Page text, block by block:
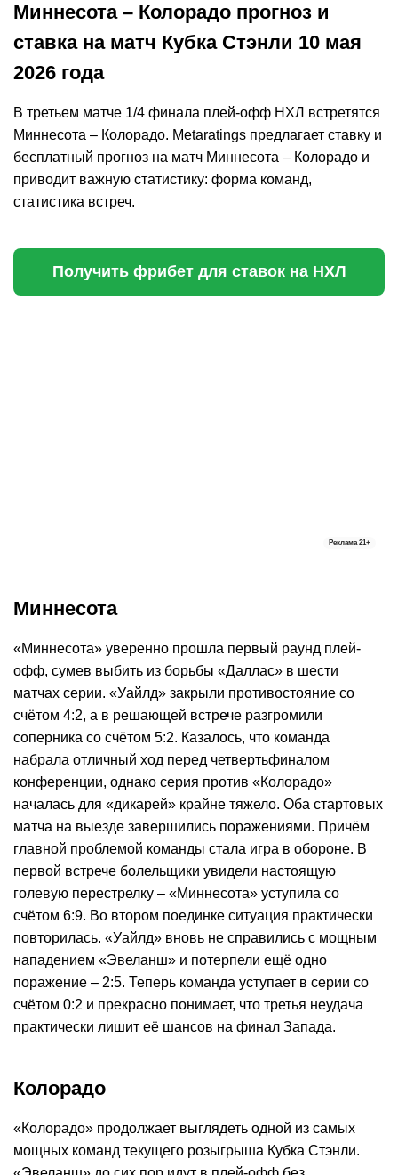
Миннесота – Колорадо прогноз и
ставка на матч Кубка Стэнли 10 мая
2026 года
В третьем матче 1/4 финала плей-офф НХЛ встретятся
Миннесота – Колорадо. Metaratings предлагает ставку и
бесплатный прогноз на матч Миннесота – Колорадо и
приводит важную статистику: форма команд,
статистика встреч.
Получить фрибет для ставок на НХЛ
Реклама 21+
Миннесота
«Миннесота» уверенно прошла первый раунд плей-
офф, сумев выбить из борьбы «Даллас» в шести
матчах серии. «Уайлд» закрыли противостояние со
счётом 4:2, а в решающей встрече разгромили
соперника со счётом 5:2. Казалось, что команда
набрала отличный ход перед четвертьфиналом
конференции, однако серия против «Колорадо»
началась для «дикарей» крайне тяжело. Оба стартовых
матча на выезде завершились поражениями. Причём
главной проблемой команды стала игра в обороне. В
первой встрече болельщики увидели настоящую
голевую перестрелку – «Миннесота» уступила со
счётом 6:9. Во втором поединке ситуация практически
повторилась. «Уайлд» вновь не справились с мощным
нападением «Эвеланш» и потерпели ещё одно
поражение – 2:5. Теперь команда уступает в серии со
счётом 0:2 и прекрасно понимает, что третья неудача
практически лишит её шансов на финал Запада.
Колорадо
«Колорадо» продолжает выглядеть одной из самых
мощных команд текущего розыгрыша Кубка Стэнли.